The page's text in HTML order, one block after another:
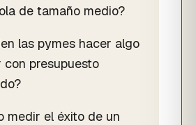
de tamaño medio?
las pymes hacer algo
con presupuesto
medir el éxito de un